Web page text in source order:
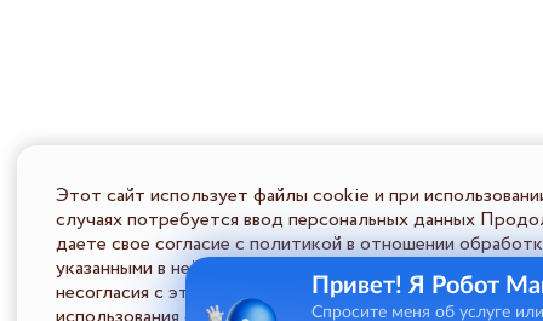
Этот сайт использует файлы cookie и при
случаях потребуется ввод персональных данных
даете свое согласие с политикой в отношении
указанными в ней условиями обработки персональной
несогласия с этими условиями Пользователь должен
Привет! Я Робот
Спросите меня об услуге